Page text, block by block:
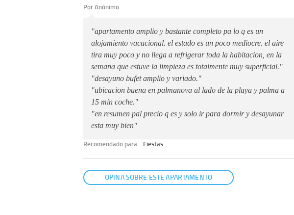
Por Anónimo
"apartamento amplio y bastante completo pa lo q es un
alojamiento vacacional. el estado es un poco mediocre. el aire
tira muy poco y no llega a refrigerar toda la habitacion, en la
semana que estuve la limpieza es totalmente muy superficial."
"desayuno bufet amplio y variado."
"ubicacion buena en palmanova al lado de la playa y palma a
15 min coche."
"en resumen pal precio q es y solo ir para dormir y desayunar
esta muy bien"
Recomendado para: Fiestas
OPINA SOBRE ESTE APARTAMENTO